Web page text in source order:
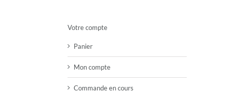
Votre compte
Panier
Mon compte
Commande en cours